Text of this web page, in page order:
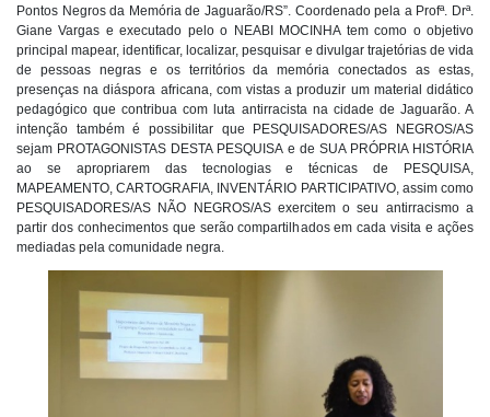
Pontos Negros da Memória de Jaguarão/RS”. Coordenado pela a Profª. Drª.
Giane Vargas e executado pelo o NEABI MOCINHA tem como o objetivo
principal mapear, identificar, localizar, pesquisar e divulgar trajetórias de vida
de pessoas negras e os territórios da memória conectados as estas,
presenças na diáspora africana, com vistas a produzir um material didático
pedagógico que contribua com luta antirracista na cidade de Jaguarão. A
intenção também é possibilitar que PESQUISADORES/AS NEGROS/AS
sejam PROTAGONISTAS DESTA PESQUISA e de SUA PRÓPRIA HISTÓRIA
ao se apropriarem das tecnologias e técnicas de PESQUISA,
MAPEAMENTO, CARTOGRAFIA, INVENTÁRIO PARTICIPATIVO, assim como
PESQUISADORES/AS NÃO NEGROS/AS exercitem o seu antirracismo a
partir dos conhecimentos que serão compartilhados em cada visita e ações
mediadas pela comunidade negra.